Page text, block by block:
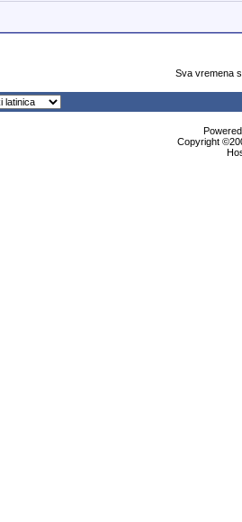
Sva vremena
Copyright